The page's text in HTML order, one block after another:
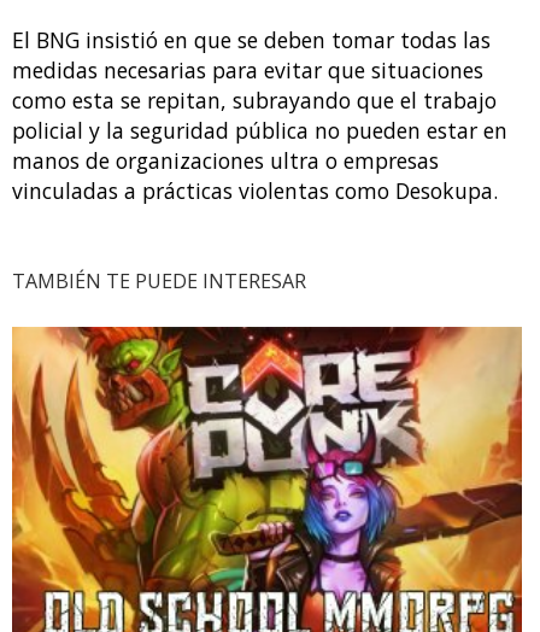
El BNG insistió en que se deben tomar todas las
medidas necesarias para evitar que situaciones
como esta se repitan, subrayando que el trabajo
policial y la seguridad pública no pueden estar en
manos de organizaciones ultra o empresas
vinculadas a prácticas violentas como Desokupa.
TAMBIÉN TE PUEDE INTERESAR